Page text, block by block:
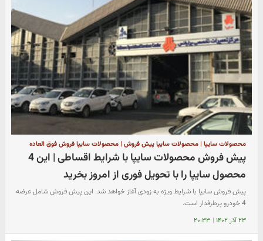
محصولات سایپا | محصولات سایپا پیش فروش | محصولات سایپا فروش فوق العاده
پیش فروش محصولات سایپا با شرایط اقساطی | این 4
محصول سایپا را با تحویل فوری از امروز بخرید
پیش فروش سایپا با شرایط ویژه به زودی آغاز خواهد شد. این پیش فروش شامل عرضه
4 خودرو پرطرفدار است.
۲۳ آذر ۱۴۰۲ | ۲۰:۳۳